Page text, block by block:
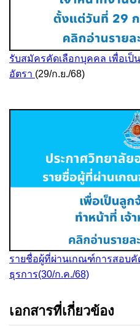
รับสมัครคัดเลือกบุคคล เพื่อเป็
อัตรา (29/ก.ย./68)
รายชื่อผู้ที่ผ่านเกณฑ์การสอบคั
ธุรการ(30/ก.ค./68)
เอกสารที่เกี่ยวข้อง